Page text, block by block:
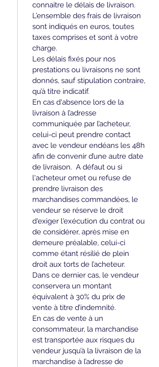
connaitre le délais de livraison.
L’ensemble des frais de livraison
sont indiqués en euros, toutes
taxes comprises et sont à votre
charge.
Les délais fixés pour nos
prestations ou livraisons ne sont
donnés, sauf stipulation contraire,
qu’à titre indicatif.
En cas d'absence lors de la
livraison à l’adresse
communiquée par l’acheteur,
celui-ci peut prendre contact
avec le vendeur endéans les 48h
afin de convenir d’une autre date
de livraison.  A défaut ou si
l'acheteur omet ou refuse de
prendre livraison des
marchandises commandées, le
vendeur se réserve le droit
d'exiger l'exécution du contrat ou
de considérer, après mise en
demeure préalable, celui-ci
comme étant résilié de plein
droit aux torts de l’acheteur.
Dans ce dernier cas, le vendeur
conservera un montant
équivalent à 30% du prix de
vente à titre d’indemnité.
En cas de vente à un
consommateur, la marchandise
est transportée aux risques du
vendeur jusqu’à la livraison de la
marchandise à l’adresse de